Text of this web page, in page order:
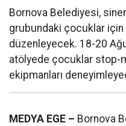
Bornova Belediyesi,
grubundaki çocuklar için
düzenleyecek. 18-20
atölyede çocuklar stop-
ekipmanları
MEDYA EGE – Bornova